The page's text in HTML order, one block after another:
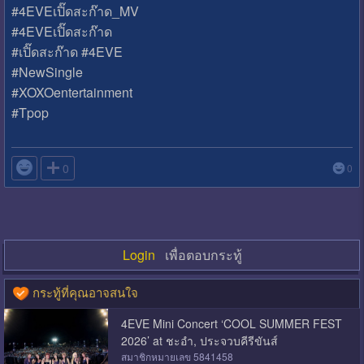
#4EVEเปิ๊ดสะก๊าด_MV
#4EVEเปิ๊ดสะก๊าด
#เปิ๊ดสะก๊าด #4EVE
#NewSingle
#XOXOentertainment
#Tpop
 0 0
Login เพื่อตอบกระทู้
กระทู้ที่คุณอาจสนใจ
4EVE Mini Concert ‘COOL SUMMER FEST
2026’ at ชะอำ, ประจวบคีรีขันส์
สมาชิกหมายเลข 5841458